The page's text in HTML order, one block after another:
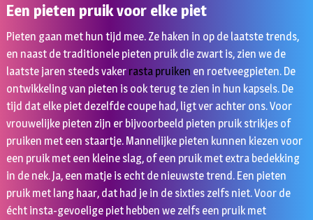
Een pieten pruik voor elke piet
Pieten gaan met hun tijd mee. Ze haken in op de laatste trends,
en naast de traditionele pieten pruik die zwart is, zien we de
laatste jaren steeds vaker rasta pruiken en roetveegpieten. De
ontwikkeling van pieten is ook terug te zien in hun kapsels. De
tijd dat elke piet dezelfde coupe had, ligt ver achter ons. Voor
vrouwelijke pieten zijn er bijvoorbeeld pieten pruik strikjes of
pruiken met een staartje. Mannelijke pieten kunnen kiezen voor
een pruik met een kleine slag, of een pruik met extra bedekking
in de nek. Ja, een matje is echt de nieuwste trend. Een pieten
pruik met lang haar, dat had je in de sixties zelfs niet. Voor de
écht insta-gevoelige piet hebben we zelfs een pruik met